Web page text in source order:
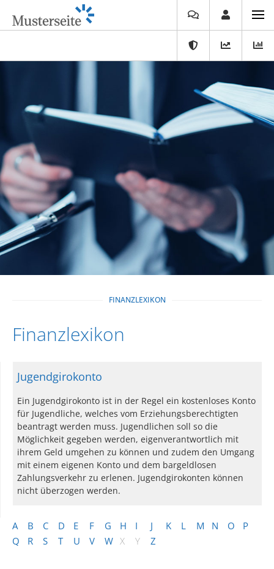
FINANZLEXIKON
Finanzlexikon
A B C D E F G H I J K L M N O
P
Q
R S T U V W X Y Z
Jugendgirokonto
Ein Jugendgirokonto ist in der Regel ein kostenloses Konto
für Jugendliche, welches vom Erziehungsberechtigten
beantragt werden muss. Jugendlichen soll so die
Möglichkeit gegeben werden, eigenverantwortlich mit
ihrem Geld umgehen zu können und zudem den Umgang
mit einem eigenen Konto und dem bargeldlosen
Zahlungsverkehr zu erlenen. Jugendgirokonten können
nicht überzogen werden.